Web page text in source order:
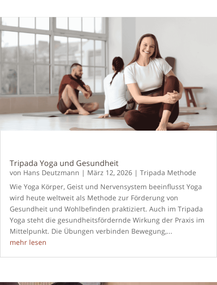
Tripada Yoga und Gesundheit
von Hans Deutzmann | März 12, 2026 | Tripada Methode
Wie Yoga Körper, Geist und Nervensystem beeinflusst Yoga
wird heute weltweit als Methode zur Förderung von
Gesundheit und Wohlbefinden praktiziert. Auch im Tripada
Yoga steht die gesundheitsfördernde Wirkung der Praxis im
Mittelpunkt. Die Übungen verbinden Bewegung,...
mehr lesen